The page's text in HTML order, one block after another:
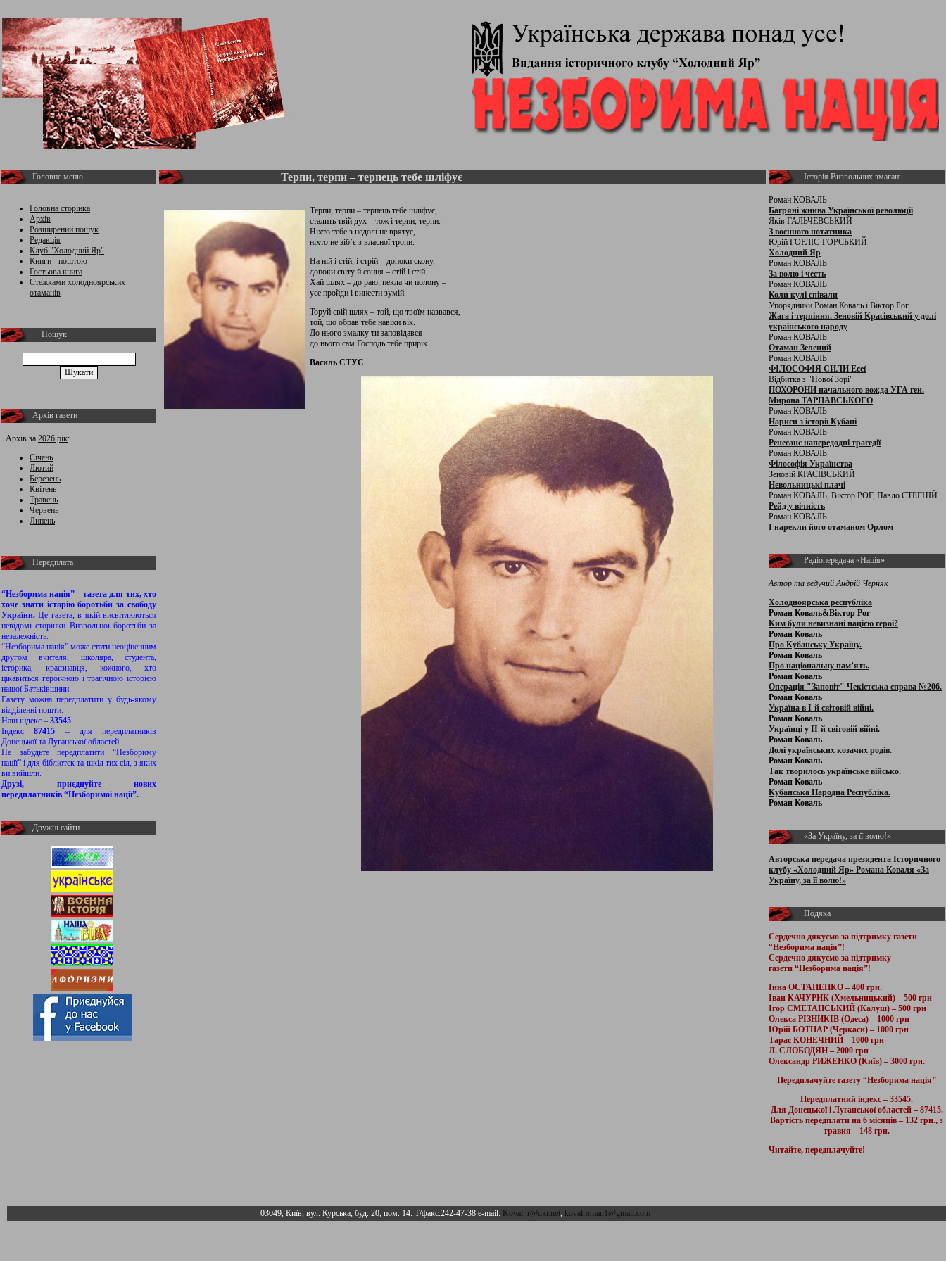
Головне меню
Головна сторінка
Архів
Розширений пошук
Редакція
Клуб "Холодний Яр"
Книги - поштою
Гостьова книга
Стежками холодноярських
отаманів
Пошук
Архів газети
Архів за 2026 рік:
Січень
Лютий
Березень
Квітень
Травень
Червень
Липень
Передплата
“Незборима нація” – газета для тих, хто
хоче знати історію боротьби за свободу
України.Це газета, в якій висвітлюються
невідомі сторінки Визвольної боротьби за
незалежність.
“Незборима нація” може стати неоціненним
другом вчителя, школяра, студента,
історика, краєзнавця, кожного, хто
цікавиться героїчною і трагічною історією
нашої Батьківщини.
Газету можна передплатити у будь-якому
відділенні пошти:
Наш індекс – 33545
Індекс87415 – для передплатників
Донецької та Луганської областей.
Не забудьте передплатити “Незбориму
нації” і для бібліотек та шкіл тих сіл, з яких
ви вийшли.
Друзі, приєднуйте нових
передплатників “Незборимої нації”.
Дружні сайти
Терпи, терпи – терпець тебе шліфує
Терпи, терпи – терпець тебе шліфує,
сталить твій дух – тож і терпи, терпи.
Ніхто тебе з недолі не врятує,
ніхто не зіб’є з власної тропи.
На ній і стій, і стрій – допоки скону,
допоки світу й сонця – стій і стій.
Хай шлях – до раю, пекла чи полону –
усе пройди і винести зумій.
Торуй свій шлях – той, що твоїм назвався,
той, що обрав тебе навіки вік.
До нього змалку ти заповідався
до нього сам Господь тебе прирік.
Василь СТУС
Історія Визвольних змагань
Роман КОВАЛЬ
Багряні жнива Української революції
Яків ГАЛЬЧЕВСЬКИЙ
З воєнного нотатника
Юрій ГОРЛІС-ГОРСЬКИЙ
Холодний Яр
Роман КОВАЛЬ
За волю і честь
Роман КОВАЛЬ
Коли кулі співали
Упорядники Роман Коваль і Віктор Рог
Жага і терпіння. Зеновій Красівський у долі
українського народу
Роман КОВАЛЬ
Отаман Зелений
Роман КОВАЛЬ
ФІЛОСОФІЯ СИЛИ Есеї
Відбитка з "Нової Зорі"
ПОХОРОНИ начального вожда УГА ген.
Мирона ТАРНАВСЬКОГО
Роман КОВАЛЬ
Нариси з історії Кубані
Роман КОВАЛЬ
Ренесанс напередодні трагедії
Роман КОВАЛЬ
Філософія Українства
Зеновій КРАСІВСЬКИЙ
Невольницькі плачі
Роман КОВАЛЬ, Віктор РОГ, Павло СТЕГНІЙ
Рейд у вічність
Роман КОВАЛЬ
І нарекли його отаманом Орлом
Радіопередача «Нація»
Автор та ведучий Андрій Черняк
Холодноярська республіка
Роман Коваль&Віктор Рог
Ким були невизнані нацією герої?
Роман Коваль
Про Кубанську Україну.
Роман Коваль
Про національну пам’ять.
Роман Коваль
Операція "Заповіт" Чекістська справа №206.
Роман Коваль
Україна в І-й світовій війні.
Роман Коваль
Українці у ІІ-й світовій війні.
Роман Коваль
Долі українських козачих родів.
Роман Коваль
Так творилось українське військо.
Роман Коваль
Кубанська Народна Республіка.
Роман Коваль
«За Україну, за її волю!»
Авторська передача президента Історичного
клубу «Холодний Яр» Романа Коваля «За
Україну, за її волю!»
Подяка
Сердечно дякуємо за підтримку газети
“Незборима нація”!
Сердечно дякуємо за підтримку
газети “Незборима нація”!
Інна ОСТАПЕНКО – 400 грн.
Іван КАЧУРИК (Хмельницький) – 500 грн
Ігор СМЕТАНСЬКИЙ (Калуш) – 500 грн
Олекса РІЗНИКІВ (Одеса) – 1000 грн
Юрій БОТНАР (Черкаси) – 1000 грн
Тарас КОНЕЧНИЙ – 1000 грн
Л. СЛОБОДЯН – 2000 грн
Олександр РИЖЕНКО (Київ) – 3000 грн.
Передплачуйте газету “Незборима нація”
Передплатний індекс – 33545.
Для Донецької і Луганської областей – 87415.
Вартість передплати на 6 місяців – 132 грн., з
травня – 148 грн.
Читайте, передплачуйте!
03049, Київ, вул. Курська, буд. 20, пом. 14. Т/факс:242-47-38 e-mail: Koval_r@ukr.net, kovalroman1@gmail.com